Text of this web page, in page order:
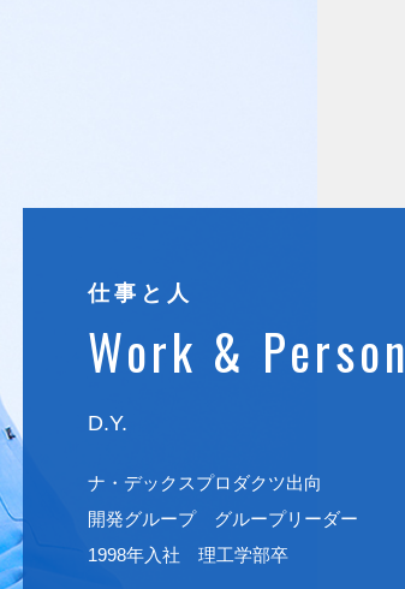
仕事と人
Work & Person
D.Y.
ナ・デックスプロダクツ出向
開発グループ グループリーダー
1998年入社 理工学部卒